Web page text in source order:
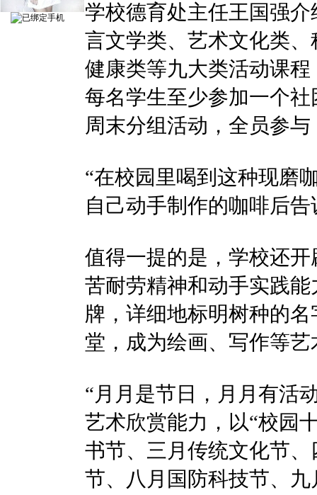
学校德育处主任王国强
言文学类、艺术文化类
健康类等九大类活动课
每名学生至少参加一个
周末分组活动，全员参
“在校园里喝到这种现磨
自己动手制作的咖啡后
值得一提的是，学校还
苦耐劳精神和动手实践
牌，详细地标明树种的
堂，成为绘画、写作等
“月月是节日，月月有活
艺术欣赏能力，以“校园
书节、三月传统文化节
节、八月国防科技节、